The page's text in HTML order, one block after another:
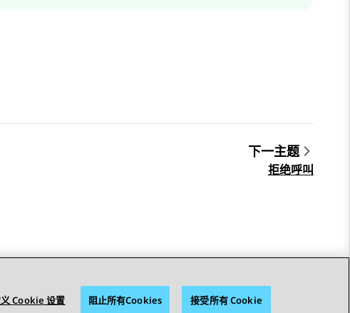
下一主题
拒绝呼叫
义 Cookie 设置 阻止所有Cookies 接受所有 Cookie